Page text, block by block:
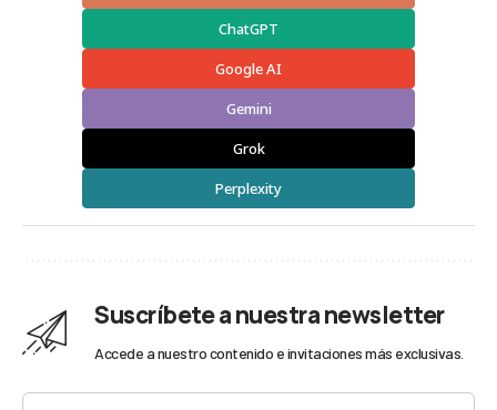
ChatGPT
Google AI
Gemini
Grok
Perplexity
Suscríbete a nuestra newsletter
Accede a nuestro contenido e invitaciones más exclusivas.